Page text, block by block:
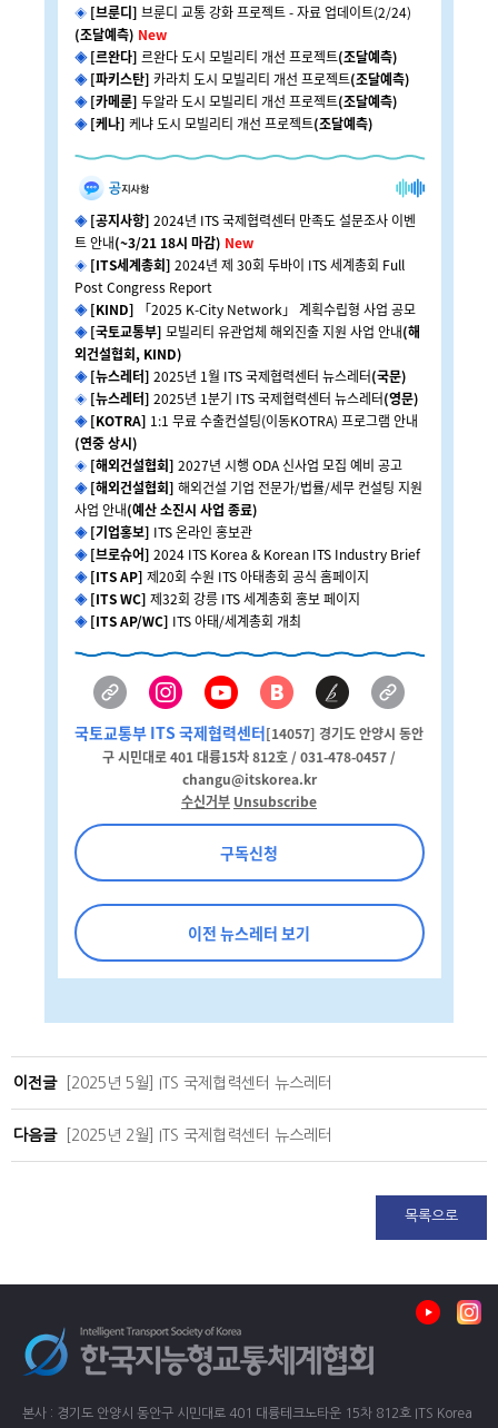
◈ [브룬디] 브룬디 교통 강화 프로젝트 - 자료 업데이트(2/24)
(조달예측) New
◈ [르완다] 르완다 도시 모빌리티 개선 프로젝트(조달예측)
◈[파키스탄] 카라치 도시 모빌리티 개선 프로젝트(조달예측)
◈[카메룬] 두알라 도시 모빌리티 개선 프로젝트(조달예측)
◈ [케나] 케냐 도시 모빌리티 개선 프로젝트(조달예측)
◈ [공지사항] 2024년 ITS 국제협력센터 만족도 설문조사 이벤
트 안내(~3/21 18시 마감) New
◈ [ITS세계총회] 2024년 제 30회 두바이 ITS 세계총회 Full
Post Congress Report
◈ [KIND]
「2025 K-City Network」 계획수립형 사업 공모
◈ [국토교통부] 모빌리티 유관업체 해외진출 지원 사업 안내(해
외건설협회, KIND)
◈ [뉴스레터] 2025년 1월 ITS 국제협력센터 뉴스레터(국문)
◈ [뉴스레터] 2025년 1분기 ITS 국제협력센터 뉴스레터(영문)
◈ [KOTRA] 1:1 무료 수출컨설팅(이동KOTRA) 프로그램 안내
(연중 상시)
◈ [해외건설협회] 2027년 시행 ODA 신사업 모집 예비 공고
◈ [해외건설협회] 해외건설 기업 전문가/법률/세무 컨설팅 지원
사업 안내(예산 소진시 사업 종료)
◈ [기업홍보] ITS 온라인 홍보관
◈ [브로슈어] 2024 ITS Korea & Korean ITS Industry Brief
◈ [ITS AP] 제20회 수원 ITS 아태총회 공식 홈페이지
◈ [ITS WC] 제32회 강릉 ITS 세계총회 홍보 페이지
◈ [ITS AP/WC] ITS 아태/세계총회 개최
국토교통부 ITS 국제협력센터[14057] 경기도 안양시 동안
구 시민대로 401 대륭15차 812호 / 031-478-0457 /
changu@itskorea.kr
수신거부 Unsubscribe
구독신청
이전 뉴스레터 보기
이전글 [2025년 5월] ITS 국제협력센터 뉴스레터
다음글 [2025년 2월] ITS 국제협력센터 뉴스레터
목록으로
본사 : 경기도 안양시 동안구 시민대로 401 대륭테크노타운 15차 812호 ITS Korea